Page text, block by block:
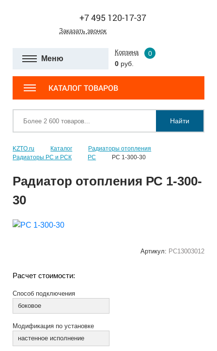
+7 495 120-17-37
Заказать звонок
Меню
Корзина
0
0 руб.
КАТАЛОГ ТОВАРОВ
Найти
KZTO.ru Каталог
Радиаторы отопления
Радиаторы РС и РСК
РС РС 1-300-30
Радиатор отопления РС 1-300-
30
Артикул: РС13003012
Расчет стоимости:
Способ подключения
боковое
Модификация по установке
настенное исполнение